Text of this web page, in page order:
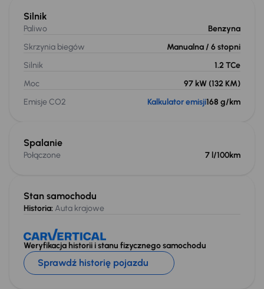
Stan samochodu
Historia: Auta krajowe
Weryfikacja historii i stanu fizycznego samochodu
Sprawdź historię pojazdu
Silnik
Paliwo
Benzyna
Skrzynia biegów
Manualna / 6 stopni
Silnik
1.2 TCe
Moc
97 kW (132 KM)
Emisje CO2
Kalkulator emisji168 g/km
Spalanie
Połączone 7 l/100km